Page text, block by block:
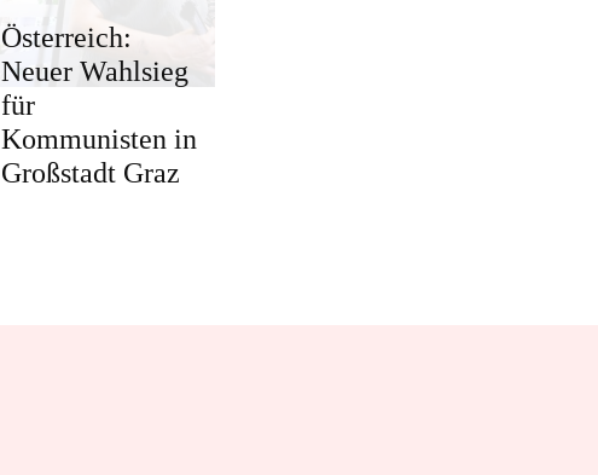
Österreich:
Neuer Wahlsieg
für
Kommunisten in
Großstadt Graz